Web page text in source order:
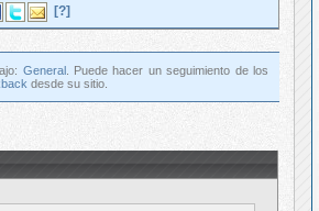
[?]
General. Puede hacer un seguimiento de los
desde su sitio.